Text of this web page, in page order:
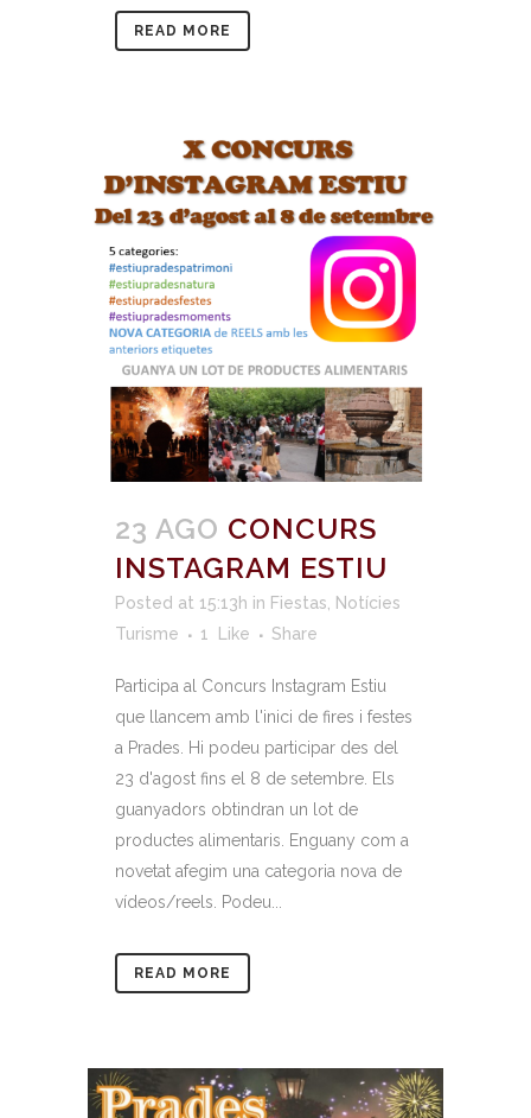
READ MORE
23 AGO CONCURS
INSTAGRAM ESTIU
Posted at 15:13h in Fiestas
Notícies
Turisme
1 Like Share
Participa al Concurs Instagram Estiu
que llancem amb l'inici de fires i festes
a Prades. Hi podeu participar des del
23 d'agost fins el 8 de setembre. Els
guanyadors obtindran un lot de
productes alimentaris. Enguany com a
novetat afegim una categoria nova de
vídeos/reels. Podeu...
READ MORE